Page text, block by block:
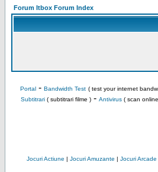
Forum Itbox Forum Index
Portal- Bandwidth Test ( test your internet
Subtitrari( subtitrari filme )- Antivirus( scan
Jocuri Actiune | Jocuri Amuzante | Jocuri Arcade